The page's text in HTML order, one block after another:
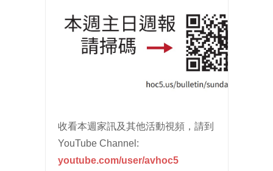
收看本週家訊及其他活動視頻，請到
YouTube Channel:
youtube.com/user/avhoc5